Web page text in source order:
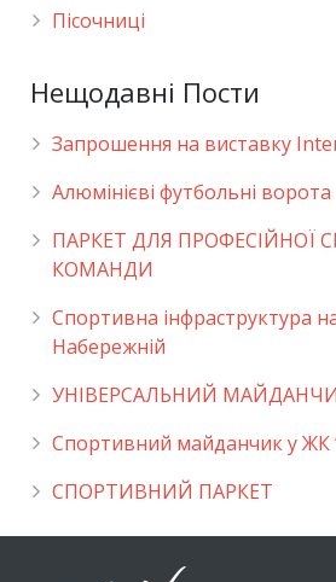
Пісочниці
Нещодавні Пости
Запрошення на виставку
Алюмінієві футбольні ворота
ПАРКЕТ ДЛЯ ПРОФЕСІЙНОЇ
КОМАНДИ
Спортивна інфраструктура на
Набережній
УНІВЕРСАЛЬНИЙ
Cпортивний майданчик у ЖК
СПОРТИВНИЙ ПАРКЕТ